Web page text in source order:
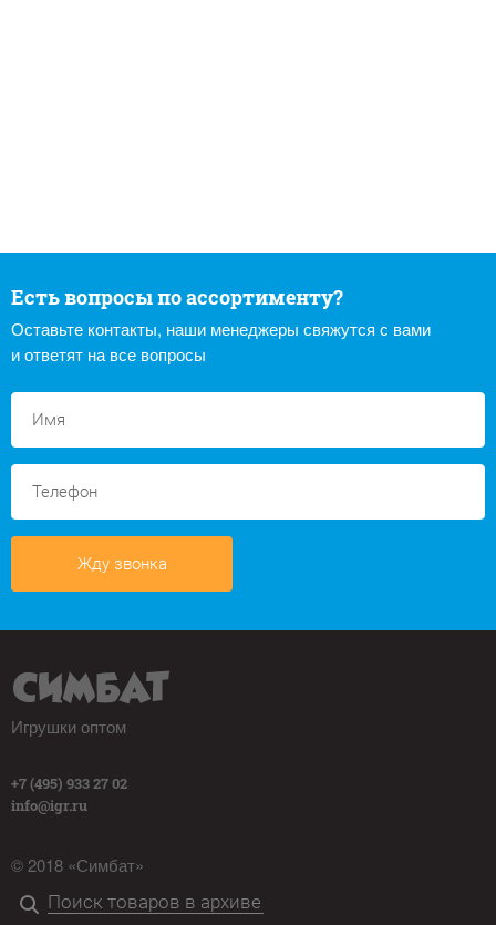
Есть вопросы по ассортименту?
Оставьте контакты, наши менеджеры свяжутся с вами
и ответят на все вопросы
Жду звонка
Игрушки оптом
+7 (495) 933 27 02
info@igr.ru
© 2018 «Симбат»